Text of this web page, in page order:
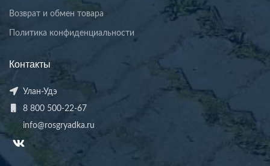
Возврат и обмен товара
Политика конфиденциальности
Контакты
Улан-Удэ
8 800 500-22-67
info@rosgryadka.ru